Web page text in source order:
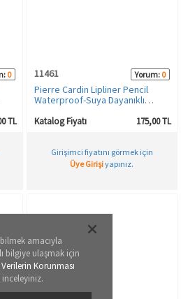
amacıyla
bilgiye ulaşmak için
Verilerin Korunması
inceleyiniz.
0
TL
11461 Yorum: 0
Pierre Cardin Lipliner Pencil
Waterproof-Suya Dayanıklı
508
Katalog Fiyatı 175,00 TL
Girişimci fiyatını görmek için
Üye Girişiyapınız.